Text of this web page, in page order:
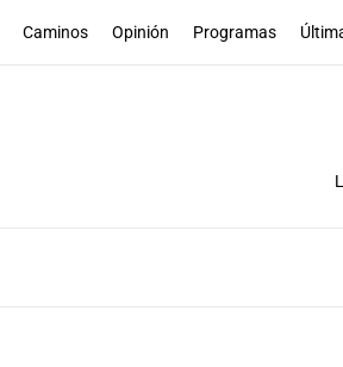
Caminos Opinión Programas